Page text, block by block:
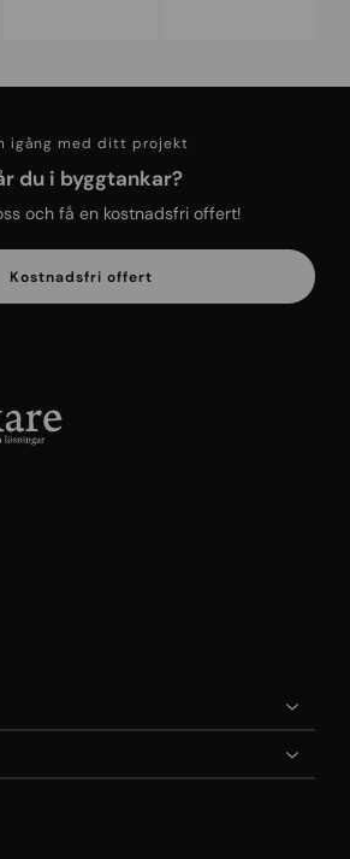
igång med ditt projekt
du i byggtankar?
och få en kostnadsfri offert!
Kostnadsfri offert